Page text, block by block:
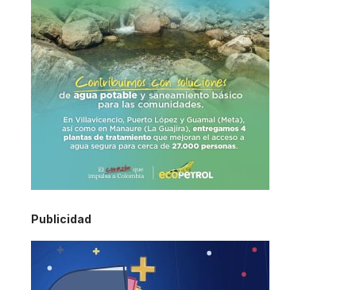
Publicidad